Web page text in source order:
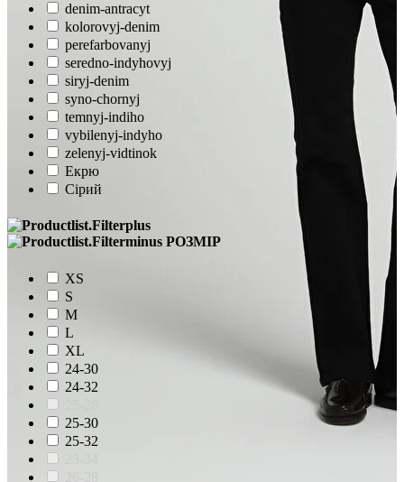
denim-antracyt
kolorovyj-denim
perefarbovanyj
seredno-indyhovyj
siryj-denim
syno-chornyj
temnyj-indiho
vybilenyj-indyho
zelenyj-vidtinok
Екрю
Сірий
РОЗМІР
XS
S
M
L
XL
24-30
24-32
25-30
25-32